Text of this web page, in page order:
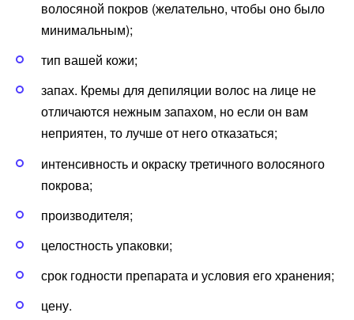
волосяной покров (желательно, чтобы оно было
минимальным);
тип вашей кожи;
запах. Кремы для депиляции волос на лице не
отличаются нежным запахом, но если он вам
неприятен, то лучше от него отказаться;
интенсивность и окраску третичного волосяного
покрова;
производителя;
целостность упаковки;
срок годности препарата и условия его хранения;
цену.